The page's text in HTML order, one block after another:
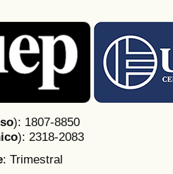
): 1807-8850
): 2318-2083
: Trimestral